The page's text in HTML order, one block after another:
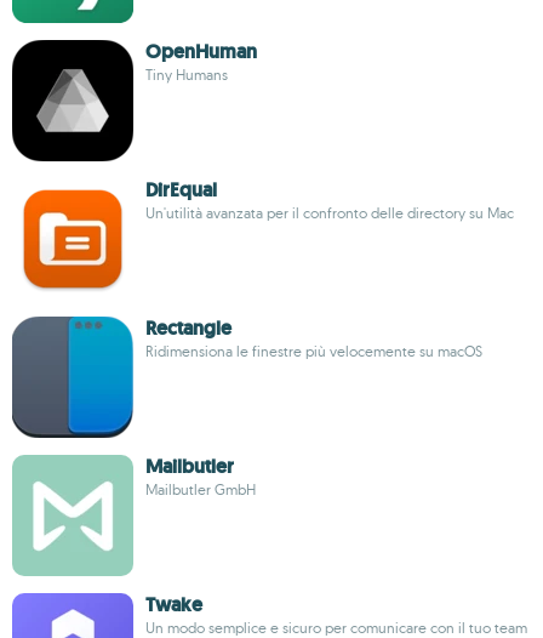
OpenHuman
Tiny Humans
DirEqual
Un'utilità avanzata per il confronto delle directory su Mac
Rectangle
Ridimensiona le finestre più velocemente su macOS
Mailbutler
Mailbutler GmbH
Twake
Un modo semplice e sicuro per comunicare con il tuo team